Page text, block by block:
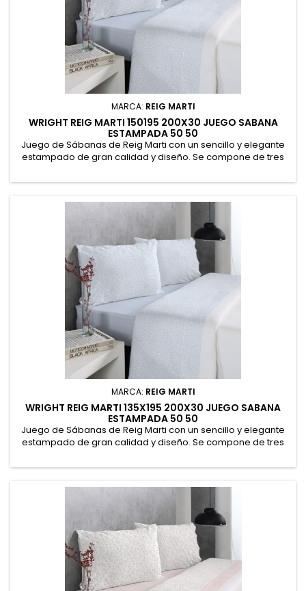
MARCA: REIG MARTI
WRIGHT REIG MARTI 150195 200X30 JUEGO SABANA
ESTAMPADA 50 50
Juego de Sábanas de Reig Marti con un sencillo y elegante
estampado de gran calidad y diseño. Se compone de tres
45x170. Válido para colchones de 190 cms y 200 cms de largo
Poliéster, 48% Algodón
MARCA: REIG MARTI
WRIGHT REIG MARTI 135X195 200X30 JUEGO SABANA
ESTAMPADA 50 50
Juego de Sábanas de Reig Marti con un sencillo y elegante
estampado de gran calidad y diseño. Se compone de tres
Almohadón 45x155. Válido para colchones de 190 cms y 200
planchado. 52% Poliéster, 48% Algodón